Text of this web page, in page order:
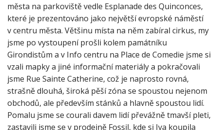
města na parkoviště vedle Esplanade des Quinconces,
které je prezentováno jako největší evropské náměstí
v centru města. Většinu místa na něm zabíral cirkus, my
jsme po vystoupení prošli kolem památníku
Girondistům a v Info centru na Place de Comedie jsme si
vzali mapky a jiné informační materiály a pokračovali
jsme Rue Sainte Catherine, což je naprosto rovná,
strašně dlouhá, široká pěší zóna se spoustou nejenom
obchodů, ale především stánků a hlavně spoustou lidí.
Pomalu jsme se courali davem lidí převážně tmavší pleti,
zastavili jsme se v prodejně Fossil, kde si Iva koupila